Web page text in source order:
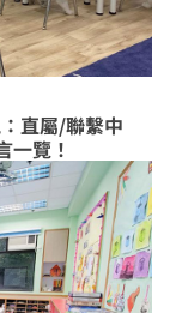
直屬/聯繫中
一覽！